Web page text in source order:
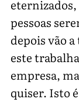
pessoas
depois vão
este
empresa,
quiser. Isto